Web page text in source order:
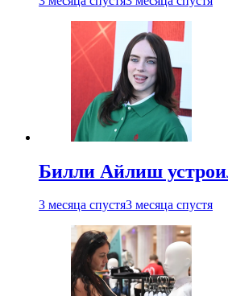
Билли Айлиш
3 месяца спустя3 месяца спустя